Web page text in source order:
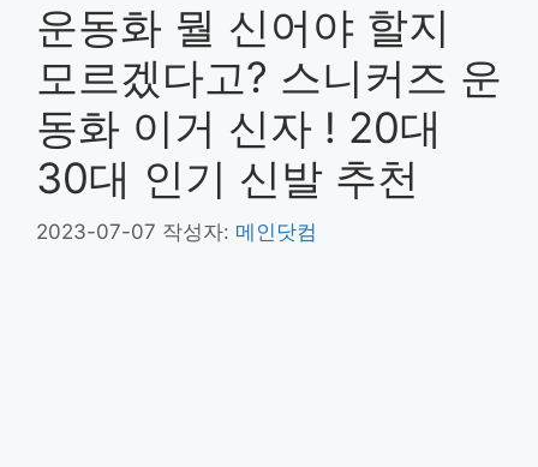
운동화 뭘 신어야 할지
모르겠다고? 스니커즈 운
동화 이거 신자 ! 20대
30대 인기 신발 추천
2023-07-07 작성자: 메인닷컴